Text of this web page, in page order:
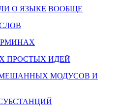
О ЯЗЫКЕ ВООБЩЕ
СЛОВ
ПРОСТЫХ ИДЕЙ
СМЕШАННЫХ МОДУСОВ И
СУБСТАНЦИЙ